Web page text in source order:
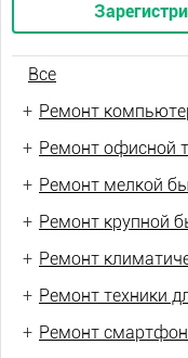
Все
+ Ремонт
+ Ремонт офисной
+ Ремонт мелкой
+ Ремонт крупной
+ Ремонт
+ Ремонт техники
+ Ремонт